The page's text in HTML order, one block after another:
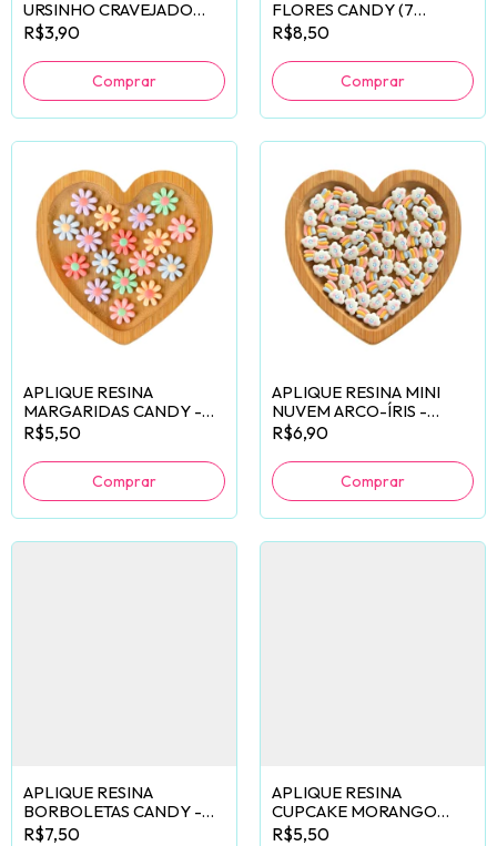
URSINHO CRAVEJADO
PRATA - 2 UNIDADES
R$3,90
FLORES CANDY (7
PÉTALAS) - 10 UNIDADES
R$8,50
APLIQUE RESINA
MARGARIDAS CANDY -
6 UNIDADES
R$5,50
APLIQUE RESINA MINI
NUVEM ARCO-ÍRIS -
10 UNIDADES
R$6,90
APLIQUE RESINA
BORBOLETAS CANDY -
10 UNIDADES
R$7,50
APLIQUE RESINA
CUPCAKE MORANGO
ROSA - 6 UNIDADES
R$5,50